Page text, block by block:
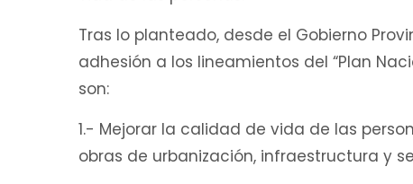
Tras lo planteado, desde el Gobierno
adhesión a los lineamientos del “Plan
son:
1.- Mejorar la calidad de vida de las
obras de urbanización, infraestructura y